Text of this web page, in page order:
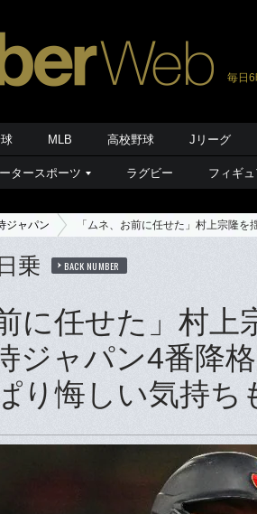
毎日
MLB 高校野球 Jリーグ
タースポーツ ラグビー フィギュ
ジャパン 「ムネ、お前に任せた」村上宗隆
乗 BACK NUMBER
に任せた」村
ジャパン4番降
り悔しい気持ち